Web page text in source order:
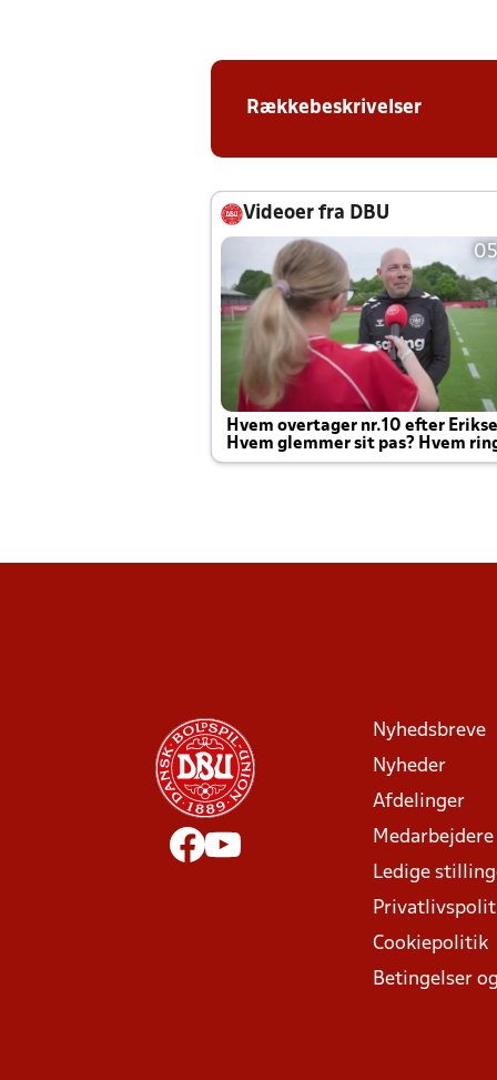
Rækkebeskrivelser
Videoer fra DBU
Hvem overtager nr.10 efter
Hvem glemmer sit pas? Hvem
Joachim altid til efter kampe?
Nyhedsbreve
Nyheder
Afdelinger
Medarbejdere
Ledige
Cookiepolitik
Betingelser